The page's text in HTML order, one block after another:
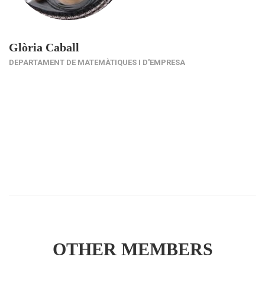
Glòria Caball
DEPARTAMENT DE MATEMÀTIQUES I D'EMPRESA
OTHER MEMBERS